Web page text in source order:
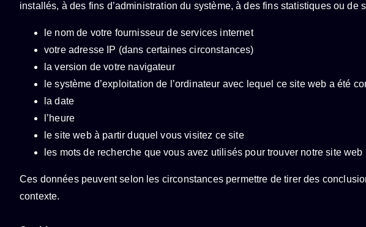
installés, à des fins d’administration du système, à des fins statistiques ou
le nom de votre fournisseur de services internet
votre adresse IP (dans certaines circonstances)
la version de votre navigateur
le système d’exploitation de l’ordinateur avec lequel ce site web a été
la date
l’heure
le site web à partir duquel vous visitez ce site
les mots de recherche que vous avez utilisés pour trouver notre site web
Ces données peuvent selon les circonstances permettre de tirer des
contexte.